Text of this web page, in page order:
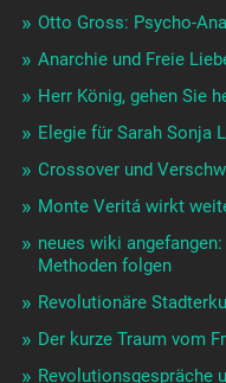
Otto Gross: Psycho-
Anarchie und Freie
Herr König, gehen Sie
Elegie für Sarah Sonja
Crossover und
Monte Veritá wirkt
neues wiki
Methoden folgen
Revolutionäre
Der kurze Traum vom
Revolutionsgespräche